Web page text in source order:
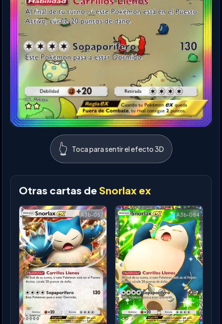
👆 Toca para sentir el efecto 3D
Otras cartas de Snorlax ex
A3b-057 A3b-084